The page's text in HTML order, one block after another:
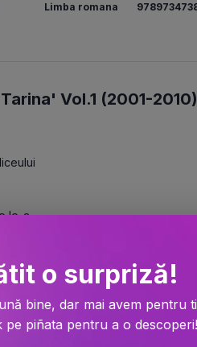
Limba romana
Vol.1 (2001-2010)
le-a
fost
toate
anul
partial
nu-l va
o surpriză!
bine, dar mai avem pentru
piñata pentru a o descoperi!